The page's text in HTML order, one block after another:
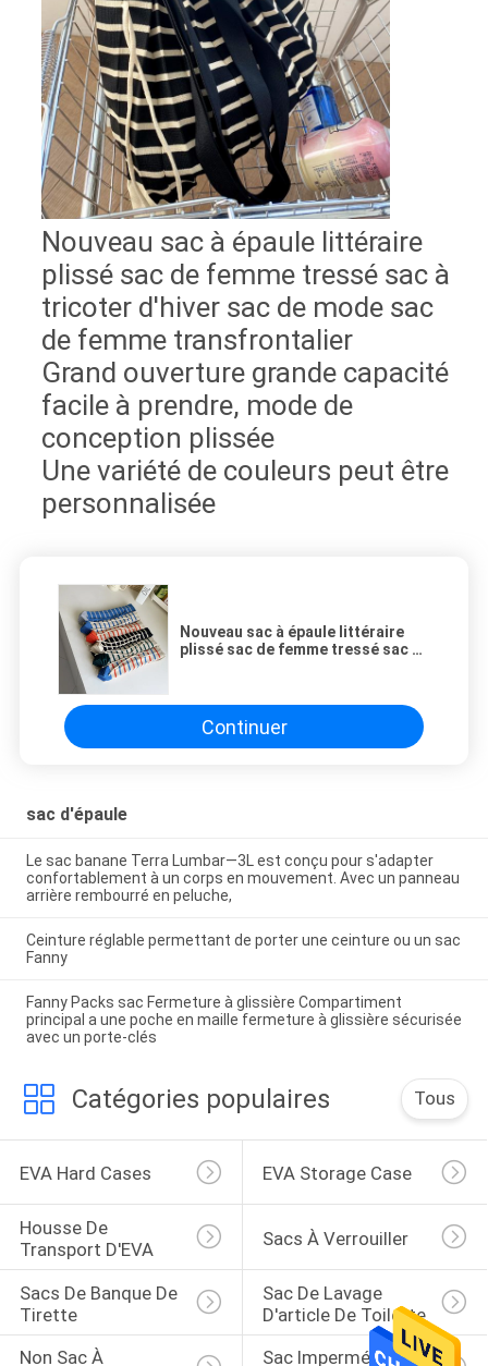
Nouveau sac à épaule littéraire
plissé sac de femme tressé sac à
tricoter d'hiver sac de mode sac
de femme transfrontalier
Grand ouverture grande capacité
facile à prendre, mode de
conception plissée
Une variété de couleurs peut être
personnalisée
Nouveau sac à épaule littéraire
plissé sac de femme tressé sac à
Continuer
sac d'épaule
Le sac banane Terra Lumbar—3L est conçu pour s'adapter
confortablement à un corps en mouvement. Avec un panneau
arrière rembourré en peluche,
Ceinture réglable permettant de porter une ceinture ou un sac
Fanny
Fanny Packs sac Fermeture à glissière Compartiment
principal a une poche en maille fermeture à glissière sécurisée
avec un porte-clés
Catégories populaires Tous
EVA Hard Cases EVA Storage Case
Housse De
Transport D'EVA
Sacs À Verrouiller
Sacs De Banque De
Tirette
Sac De Lavage
D'article De Toilette
Non Sac À
Sac Imperméable De